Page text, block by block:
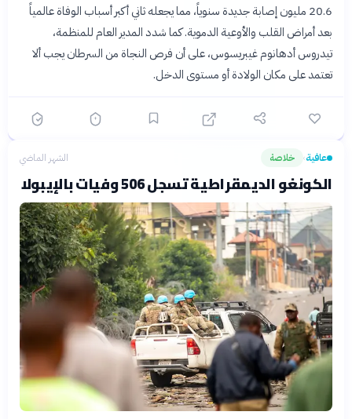
20.6 مليون إصابة جديدة سنوياً، مما يجعله ثاني أكبر أسباب الوفاة عالمياً
بعد أمراض القلب والأوعية الدموية. كما شدد المدير العام للمنظمة،
تيدروس أدهانوم غيبريسوس، على أن فرص النجاة من السرطان يجب ألا
تعتمد على مكان الولادة أو مستوى الدخل.
عافية› خلاصة الشهر الماضي
الكونغو الديمقراطية تسجل 506 وفيات بالإيبولا